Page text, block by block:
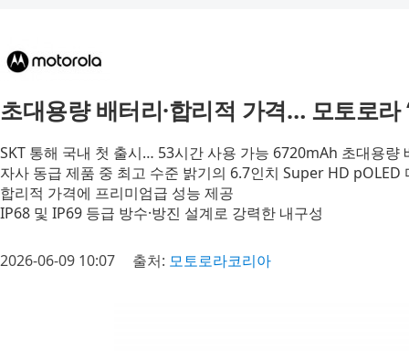
초대용량 배터리·합리적 가격… 모토로라
SKT 통해 국내 첫 출시… 53시간 사용 가능 6720mAh 초대용량
자사 동급 제품 중 최고 수준 밝기의 6.7인치 Super HD pOLED
합리적 가격에 프리미엄급 성능 제공
IP68 및 IP69 등급 방수·방진 설계로 강력한 내구성
2026-06-09 10:07 출처: 모토로라코리아